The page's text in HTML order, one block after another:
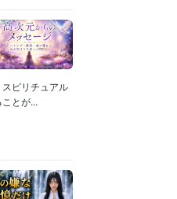
ピリチュアル
とが...